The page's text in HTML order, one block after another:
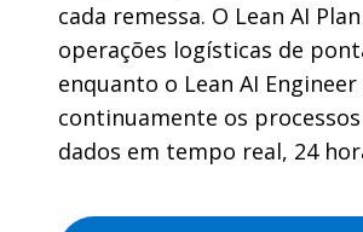
cada remessa. O Lean AI
operações logísticas de
enquanto o Lean AI
continuamente os
dados em tempo real, 24